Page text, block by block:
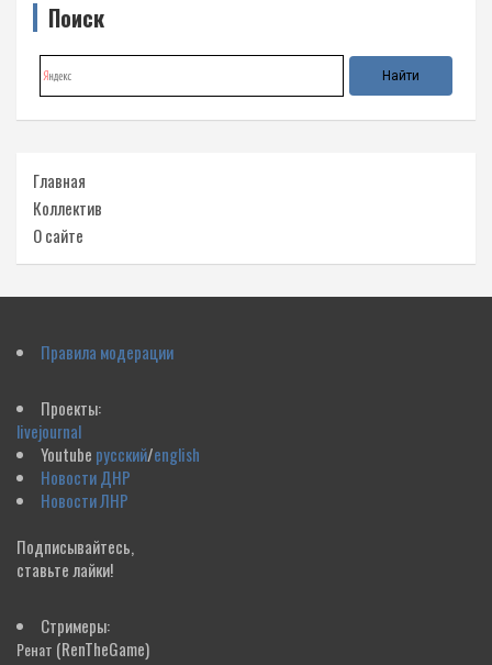
Поиск
Главная
Коллектив
О сайте
Правила модерации
Проекты:
livejournal
Youtube русский/english
Новости ДНР
Новости ЛНР
Подписывайтесь,
ставьте лайки!
Стримеры:
Ренат (RenTheGame)